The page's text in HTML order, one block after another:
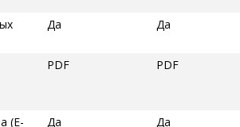
Да Да
PDF PDF
(E-
Да Да